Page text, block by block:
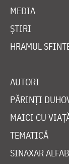
MEDIA
ȘTIRI
HRAMUL
AUTORI
PĂRINȚI
MAICI CU
TEMATICĂ
SINAXAR